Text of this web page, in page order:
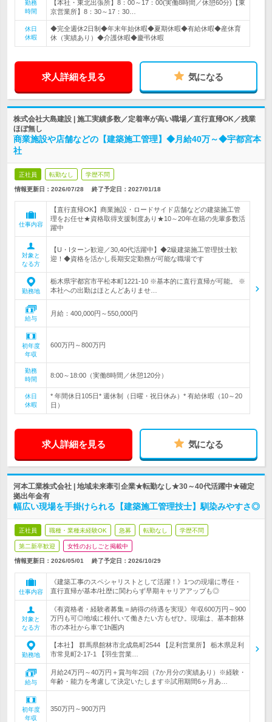
勤務
時間
【本社・東北出張所】8：00～17：00(実働8時間／休憩60分)【東
京営業所】8：30～17：30…
休日
休暇
◆完全週休2日制◆年末年始休暇◆夏期休暇◆有給休暇◆産休育
休（実績あり）◆介護休暇◆慶弔休暇
求人詳細を見る 気になる
株式会社大島建設 | 施工実績多数／定着率が高い職場／直行直帰OK／残業
ほぼ無し
商業施設や店舗などの【建築施工管理】◆月給40万～◆宇都宮本
社
正社員 転勤なし 学歴不問
情報更新日：2026/07/28 終了予定日： 2027/01/18
仕事内容
【直行直帰OK】商業施設・ロードサイド店舗などの建築施工管
理をお任せ★資格取得支援制度あり★10～20年在籍の先輩多数活
躍中
対象と
なる方
【U・Iターン歓迎／30,40代活躍中】◆2級建築施工管理技士歓
迎！◆資格を活かし長期安定勤務が可能な職場です
勤務地
栃木県宇都宮市平松本町1221-10 ※基本的に直行直帰が可能。 ※
本社への出勤はほとんどありませ…
給与
月給：400,000円～550,000円
初年度
年収
600万円～800万円
勤務
時間
8:00～18:00（実働8時間／休憩120分）
休日
休暇
* 年間休日105日* 週休制（日曜・祝日休み）* 有給休暇（10～20
日）
求人詳細を見る 気になる
河本工業株式会社 | 地域未来牽引企業★転勤なし★30～40代活躍中★確定
拠出年金有
幅広い現場を手掛けられる【建築施工管理技士】馴染みやすさ◎
正社員 職種・業種未経験OK 急募 転勤なし 学歴不問
第二新卒歓迎 女性のおしごと掲載中
情報更新日：2026/05/01 終了予定日： 2026/10/29
仕事内容
《建築工事のスペシャリストとして活躍！》1つの現場に専任・
直行直帰が基本/社歴に関わらず早期キャリアアップも◎
対象と
なる方
《有資格者・経験者募集＝納得の待遇を実現》年収600万円～900
万円も可◎地域に根付いて働きたい方もぜひ。現場は、基本館林
市の本社から車で1h圏内
勤務地
【本社】 群馬県館林市北成島町2544 【足利営業所】 栃木県足利
市常見町2-17-1 【羽生営業…
給与
月給24万円～40万円＋賞与年2回（7か月分の実績あり）※経験・
年齢・能力を考慮して決定いたします※試用期間6ヶ月あ…
初年度
年収
350万円～900万円